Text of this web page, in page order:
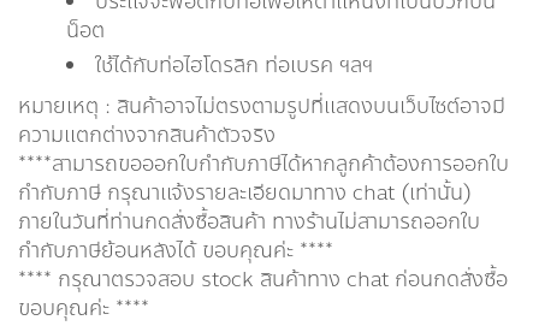
น็อต
ใช้ได้กับท่อไฮโดรลิก ท่อเบรค ฯลฯ
หมายเหตุ : สินค้าอาจไม่ตรงตามรูปที่แสดงบนเว็บไซต์อาจมี
ความแตกต่างจากสินค้าตัวจริง
****สามารถขอออกใบกำกับภาษีได้หากลูกค้าต้องการออกใบ
กำกับภาษี กรุณาเเจ้งรายละเอียดมาทาง chat (เท่านั้น)
ภายในวันที่ท่านกดสั่งซื้อสินค้า ทางร้านไม่สามารถออกใบ
กำกับภาษีย้อนหลังได้ ขอบคุณค่ะ ****
**** กรุณาตรวจสอบ stock สินค้าทาง chat ก่อนกดสั่งซื้อ
ขอบคุณค่ะ ****